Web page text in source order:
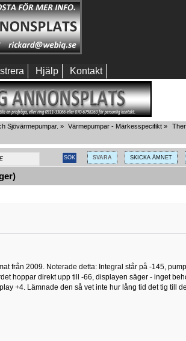
Hjälp Kontakt
Sjövärmepumpar. » Värmepumpar - Märkesspecifikt »
SVARA SKICKA ÄMNET
från 2009. Noterade detta: Integral står på -145,
hoppar direkt upp till -66, displayen säger - inget
+4. Lämnade den så vet inte hur lång tid det tig till